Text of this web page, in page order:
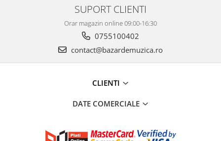
SUPORT CLIENTI
Orar magazin online 09:00-16:30
0755100402
contact@bazardemuzica.ro
CLIENTI
DATE COMERCIALE